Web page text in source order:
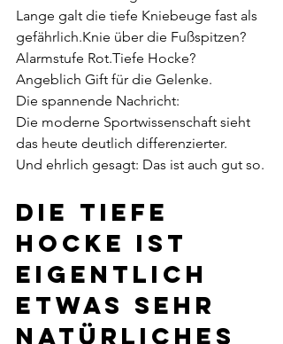
Lange galt die tiefe Kniebeuge fast als
gefährlich.Knie über die Fußspitzen?
Alarmstufe Rot.Tiefe Hocke?
Angeblich Gift für die Gelenke.
Die spannende Nachricht:
Die moderne Sportwissenschaft sieht
das heute deutlich differenzierter.
Und ehrlich gesagt: Das ist auch gut so.
Die tiefe
Hocke ist
eigentlich
etwas sehr
Natürliches